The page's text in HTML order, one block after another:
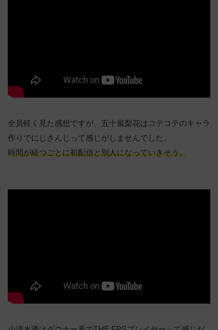
全員軽く見た感想ですが、五十嵐梨花はコテコテのキャラ
作りでにじさんじって感じがしませんでした。
時間が経つごとに初配信と別人になっていきそう。